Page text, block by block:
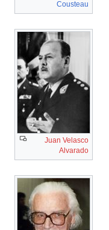
Cousteau
Juan Velasco
Alvarado